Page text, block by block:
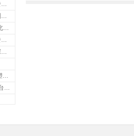
台南蔬菜批發-全豐蔬菜批發專送/台南蔬菜箱宅配到府
上水立方空調工程-中央空調規劃,台北中央空調規劃
隆億銘板有限公司-銘板-台北銘板-板橋銘板
台灣袋業企業有限公司-東發企業社/台中太空袋/太空包
年達行商業有限公司-冷媒探漏儀,壓力錶組,真空泵浦,台北冷凍空調材料
大桐模具-塑膠射出廠,台北塑膠射出廠
財神園藝-草皮批發,地毯草,台北草,彰化地毯草,彰化台北草